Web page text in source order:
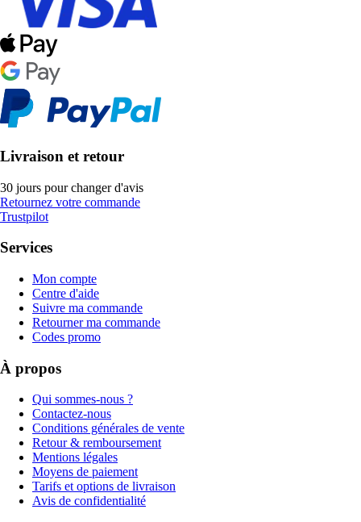
Livraison et retour
30 jours pour changer d'avis
Retournez votre commande
Trustpilot
Services
Mon compte
Centre d'aide
Suivre ma commande
Retourner ma commande
Codes promo
À propos
Qui sommes-nous ?
Contactez-nous
Conditions générales de vente
Retour & remboursement
Mentions légales
Moyens de paiement
Tarifs et options de livraison
Avis de confidentialité